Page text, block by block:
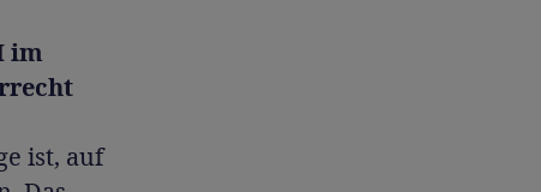
im
ist, auf